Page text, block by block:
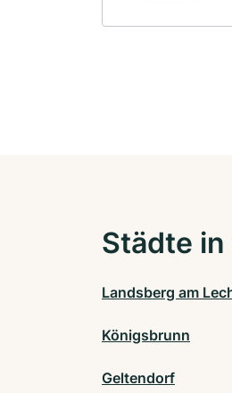
Städte
Landsberg am
Königsbrunn
Geltendorf